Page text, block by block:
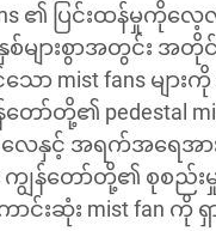
၏ ပြင်းထန်မှုကိုလ
စ်များစွာအတွင်း
mist fans များကို အ
ော်တို့၏ pedestal
ေနှင့် အရက်အရေအာ
ကျွန်တော်တို့၏ စုစည်း
ဆုံး mist fan ကို ရှာ